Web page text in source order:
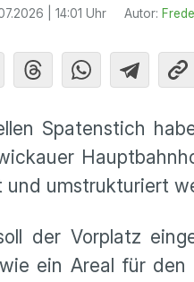
| 14:01 Uhr Autor:
Spatenstich
und umstrukturiert
der Vorplatz
ein Areal für den